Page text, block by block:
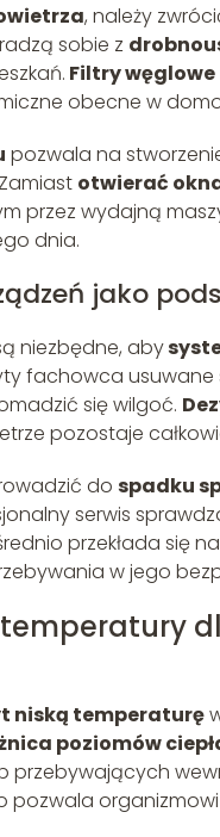
, należy
sobie z
Filtry węglowe
obecne w
pozwala na
otwierać
przez wydajną
dnia.
jako
niezbędne, aby
fachowca usuwane
się wilgoć.
pozostaje
do spadku
serwis
przekłada się
w jego
niską temperaturę
poziomów
przebywających
pozwala